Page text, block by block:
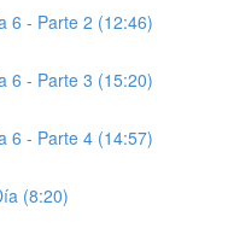
6 - Parte 2 (12:46)
6 - Parte 3 (15:20)
6 - Parte 4 (14:57)
(8:20)